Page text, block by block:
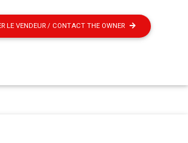
LE VENDEUR / CONTACT THE OWNER